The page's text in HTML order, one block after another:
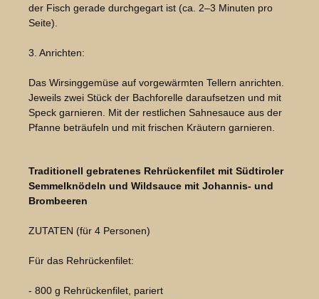
der Fisch gerade durchgegart ist (ca. 2–3 Minuten pro
Seite).
3. Anrichten:
Das Wirsinggemüse auf vorgewärmten Tellern anrichten.
Jeweils zwei Stück der Bachforelle daraufsetzen und mit
Speck garnieren. Mit der restlichen Sahnesauce aus der
Pfanne beträufeln und mit frischen Kräutern garnieren.
Traditionell gebratenes Rehrückenfilet mit Südtiroler
Semmelknödeln und Wildsauce mit Johannis- und
Brombeeren
ZUTATEN (für 4 Personen)
Für das Rehrückenfilet:
- 800 g Rehrückenfilet, pariert